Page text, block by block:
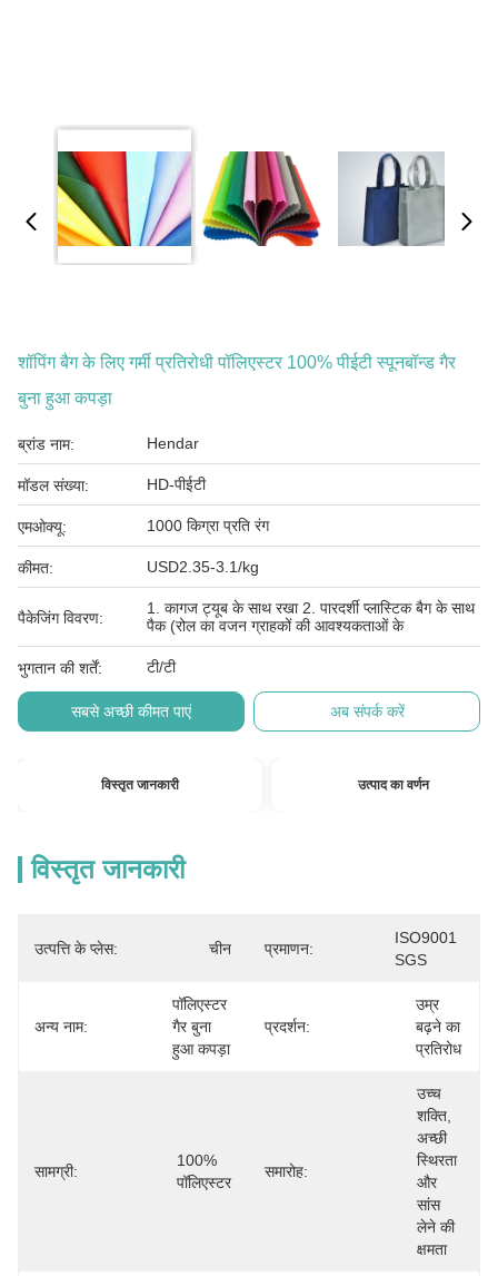
शॉपिंग बैग के लिए गर्मी प्रतिरोधी पॉलिएस्टर 100% पीईटी स्पूनबॉन्ड गैर
बुना हुआ कपड़ा
ब्रांड नाम: Hendar
मॉडल संख्या: HD-पीईटी
एमओक्यू: 1000 किग्रा प्रति रंग
कीमत: USD2.35-3.1/kg
पैकेजिंग विवरण:
1. कागज ट्यूब के साथ रखा 2. पारदर्शी प्लास्टिक बैग के साथ
पैक (रोल का वजन ग्राहकों की आवश्यकताओं के
भुगतान की शर्तें: टी/टी
सबसे अच्छी कीमत पाएं अब संपर्क करें
विस्तृत जानकारी उत्पाद का वर्णन
विस्तृत जानकारी
उत्पत्ति के प्लेस: चीन प्रमाणन:
ISO9001
SGS
अन्य नाम:
पॉलिएस्टर
गैर बुना
हुआ कपड़ा
प्रदर्शन:
उम्र
बढ़ने का
प्रतिरोध
सामग्री:
100%
पॉलिएस्टर
समारोह:
उच्च
शक्ति,
अच्छी
स्थिरता
और
सांस
लेने की
क्षमता